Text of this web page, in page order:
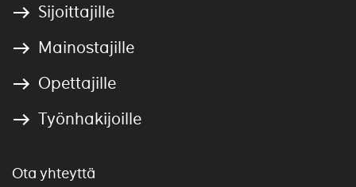
Sijoittajille
Mainostajille
Opettajille
Työnhakijoille
Ota yhteyttä